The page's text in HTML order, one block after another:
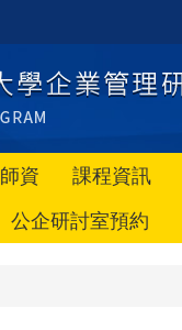
師資 課程資訊
公企研討室預約